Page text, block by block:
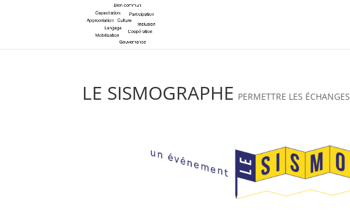
LE SISMOGRAPHE PERMETTRE LES ÉCHANGES